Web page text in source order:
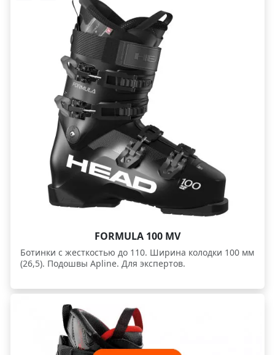
FORMULA 100 MV
Ботинки c жесткостью до 110. Ширина колодки 100 мм
(26,5). Подошвы Apline. Для экспертов.